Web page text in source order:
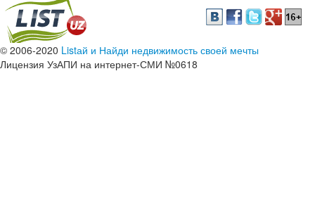
© 2006-2020 Listай и Найди недвижимость своей мечты
Лицензия УзАПИ на интернет-СМИ №0618